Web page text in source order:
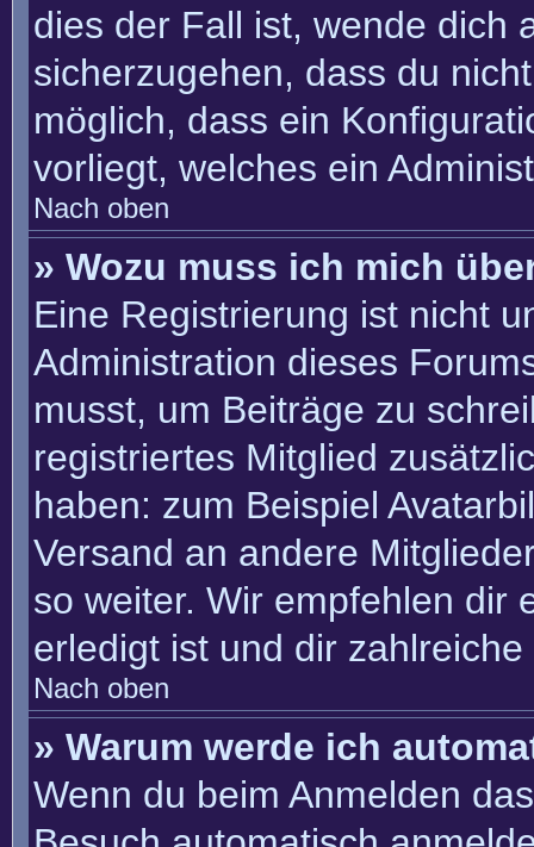
dies der Fall ist, wende dich
sicherzugehen, dass du
möglich, dass ein
vorliegt, welches ein
Nach oben
» Wozu muss ich mich
Eine Registrierung ist nicht
Administration dieses
musst, um Beiträge zu
registriertes Mitglied
haben: zum Beispiel
Versand an andere
so weiter. Wir empfehlen dir
erledigt ist und dir
Nach oben
» Warum werde ich
Wenn du beim Anmelden